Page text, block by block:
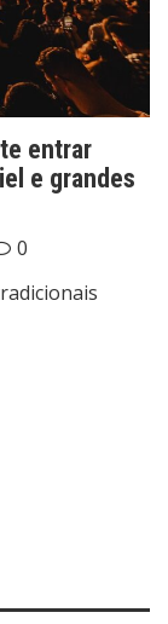
entrar
e grandes
0